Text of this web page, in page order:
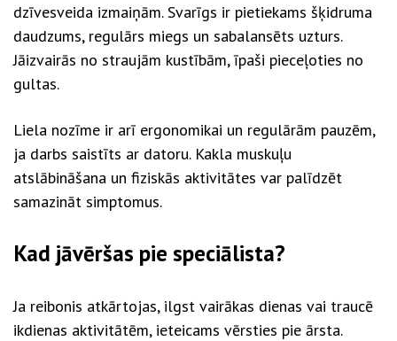
dzīvesveida izmaiņām. Svarīgs ir pietiekams šķidruma
daudzums, regulārs miegs un sabalansēts uzturs.
Jāizvairās no straujām kustībām, īpaši pieceļoties no
gultas.
Liela nozīme ir arī ergonomikai un regulārām pauzēm,
ja darbs saistīts ar datoru. Kakla muskuļu
atslābināšana un fiziskās aktivitātes var palīdzēt
samazināt simptomus.
Kad jāvēršas pie speciālista?
Ja reibonis atkārtojas, ilgst vairākas dienas vai traucē
ikdienas aktivitātēm, ieteicams vērsties pie ārsta.